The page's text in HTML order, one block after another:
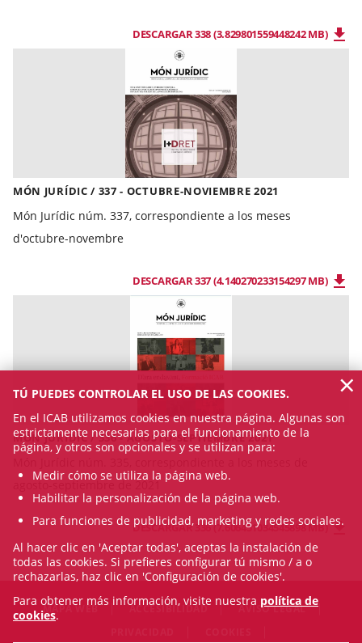
DESCARGAR 338 (3.829801559448242 MB)
MÓN JURÍDIC / 337 - OCTUBRE-NOVIEMBRE 2021
Món Jurídic núm. 337, correspondiente a los meses
d'octubre-novembre
DESCARGAR 337 (4.140270233154297 MB)
MÓN JURÍDIC / 336 - AGOSTO-SEPTIEMBRE 2021
agosto-septiembre de 2021
DESCARGAR 336 (7.606451034545898 MB)
MAPA WEB ACCESIBILIDAD
AVISO LEGAL
TÚ PUEDES CONTROLAR EL USO DE LAS COOKIES.
En el ICAB utilizamos cookies en nuestra página. Algunas son
estrictamente necesarias para el funcionamiento de la
página, y otros son opcionales y se utilizan para:
Medir cómo se utiliza la página web.
Habilitar la personalización de la página web.
Para funciones de publicidad, marketing y redes sociales.
Al hacer clic en 'Aceptar todas', aceptas la instalación de
todas las cookies. Si prefieres configurar tú mismo / a o
rechazarlas, haz clic en 'Configuración de cookies'.
Para obtener más información, visite nuestra política de
cookies.
×